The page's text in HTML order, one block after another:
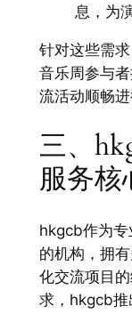
息，为
针对这些需
音乐周参与
流活动顺畅进
三、
服务核
hkgcb作为专
的机构，拥
化交流项目
求，hkgcb推